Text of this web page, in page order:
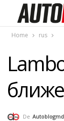
Home rus
De Autoblogmd